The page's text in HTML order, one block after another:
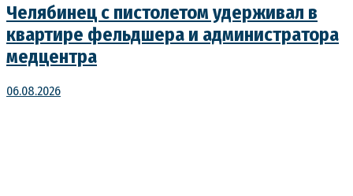
Челябинец с пистолетом удерживал в
квартире фельдшера и администратора
медцентра
06.08.2026